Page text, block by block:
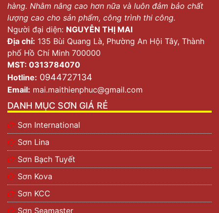
hàng. Nhằm nâng cao hơn nữa và luôn đảm bảo chất
lượng cao cho sản phẩm, công trình thi công.
Người đại diện: NGUYỄN THỊ MAI
Địa chỉ: 135 Bùi Quang Là, Phường An Hội Tây, Thành
phố Hồ Chí Minh 700000
MST: 0313784070
Hotline: 0944727134
Email: mai.maithienphuc@gmail.com
DANH MỤC SƠN GIÁ RẺ
Sơn International
Sơn Lina
Sơn Bạch Tuyết
Sơn Kova
Sơn KCC
Sơn Seamaster